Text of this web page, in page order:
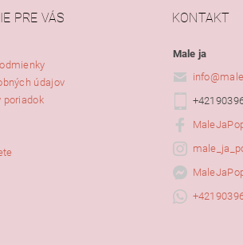
údajov
PRE VÁS
údajov
poriadok
KONTAKT
Male ja
info@